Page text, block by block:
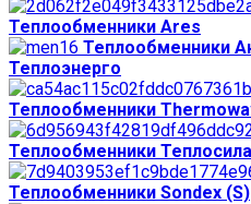
Теплообменники Ares
Теплообменники
Теплоэнерго
Теплообменники
Теплообменники Теплосила
Теплообменники Sondex (S)